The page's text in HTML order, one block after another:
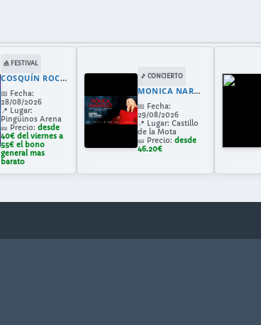
🎪 FESTIVAL
COSQUÍN ROCK VALLADOLID 2026
📅 Fecha:
28/08/2026
📍 Lugar:
Pingüinos Arena
🎫 Precio: desde
40€ del viernes a
55€ el bono
general mas
barato
🎵 CONCIERTO
MONICA NARANJO EN MEDINA DEL CAMPO
📅 Fecha:
29/08/2026
📍 Lugar: Castillo
de la Mota
🎫 Precio: desde
46.20€